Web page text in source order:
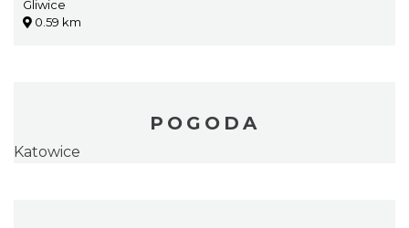
Gliwice
0.59 km
POGODA
Katowice